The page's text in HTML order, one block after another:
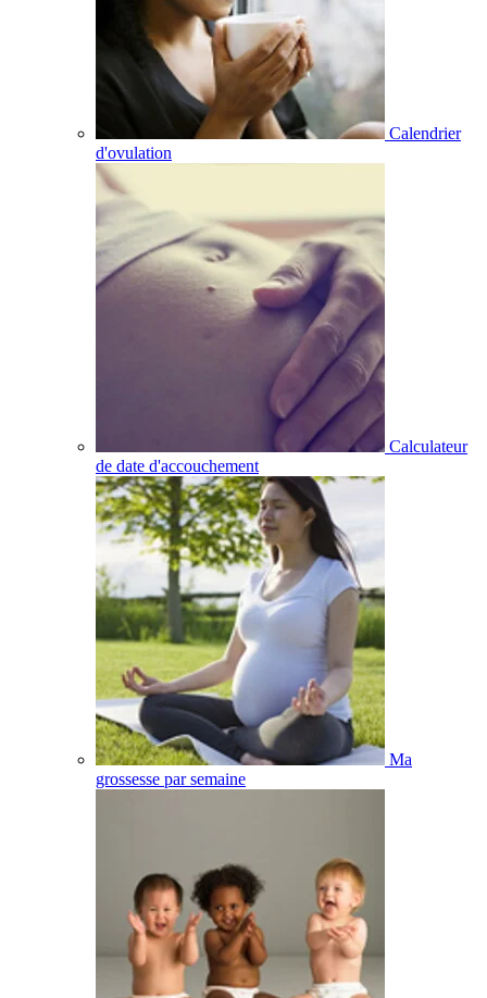
Calendrier
d'ovulation
Calculateur
de date d'accouchement
Ma
grossesse par semaine